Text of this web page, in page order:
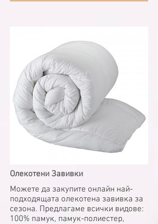
Олекотени Завивки
Можете да закупите онлайн най-
подходящата олекотена завивка за
сезона. Предлагаме всички видове:
100% памук, памук-полиестер,